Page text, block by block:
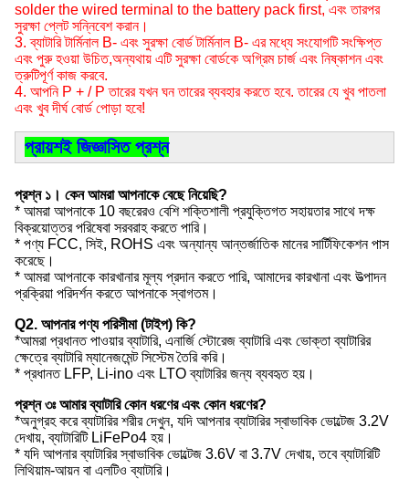
solder the wired terminal to the battery pack first, এবং তারপর
সুরক্ষা প্লেট সন্নিবেশ করান।
3. ব্যাটারি টার্মিনাল B- এবং সুরক্ষা বোর্ড টার্মিনাল B- এর মধ্যে সংযোগটি সংক্ষিপ্ত
এবং পুরু হওয়া উচিত,অন্যথায় এটি সুরক্ষা বোর্ডকে অগ্রিম চার্জ এবং নিষ্কাশন এবং
ত্রুটিপূর্ণ কাজ করবে.
4. আপনি P + / P তারের যখন ঘন তারের ব্যবহার করতে হবে. তারের যে খুব পাতলা
এবং খুব দীর্ঘ বোর্ড পোড়া হবে!
প্রায়শই জিজ্ঞাসিত প্রশ্ন
প্রশ্ন ১। কেন আমরা আপনাকে বেছে নিয়েছি?
* আমরা আপনাকে 10 বছরেরও বেশি শক্তিশালী প্রযুক্তিগত সহায়তার সাথে দক্ষ
বিক্রয়োত্তর পরিষেবা সরবরাহ করতে পারি।
* পণ্য FCC, সিই, ROHS এবং অন্যান্য আন্তর্জাতিক মানের সার্টিফিকেশন পাস
করেছে।
* আমরা আপনাকে কারখানার মূল্য প্রদান করতে পারি, আমাদের কারখানা এবং উত্পাদন
প্রক্রিয়া পরিদর্শন করতে আপনাকে স্বাগতম।
Q2. আপনার পণ্য পরিসীমা (টাইপ) কি?
*আমরা প্রধানত পাওয়ার ব্যাটারি, এনার্জি স্টোরেজ ব্যাটারি এবং ভোক্তা ব্যাটারির
ক্ষেত্রে ব্যাটারি ম্যানেজমেন্ট সিস্টেম তৈরি করি।
* প্রধানত LFP, Li-ino এবং LTO ব্যাটারির জন্য ব্যবহৃত হয়।
প্রশ্ন ৩ঃ আমার ব্যাটারি কোন ধরণের এবং কোন ধরণের?
*অনুগ্রহ করে ব্যাটারির শরীর দেখুন, যদি আপনার ব্যাটারির স্বাভাবিক ভোল্টেজ 3.2V
দেখায়, ব্যাটারিটি LiFePo4 হয়।
* যদি আপনার ব্যাটারির স্বাভাবিক ভোল্টেজ 3.6V বা 3.7V দেখায়, তবে ব্যাটারিটি
লিথিয়াম-আয়ন বা এলটিও ব্যাটারি।